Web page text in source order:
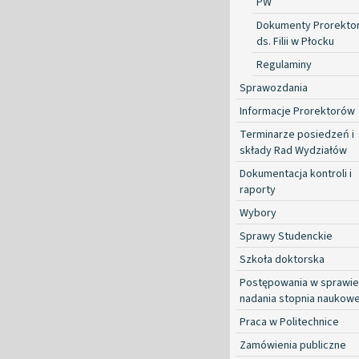
Dokumenty
ds. Filii w Płocku
Regulaminy
Sprawozdania
Informacje Prorektorów
Terminarze posiedzeń i
składy Rad Wydziałów
Dokumentacja kontroli i
raporty
Wybory
Sprawy Studenckie
Szkoła doktorska
Postępowania w sprawie
nadania stopnia
Praca w Politechnice
Zamówienia publiczne